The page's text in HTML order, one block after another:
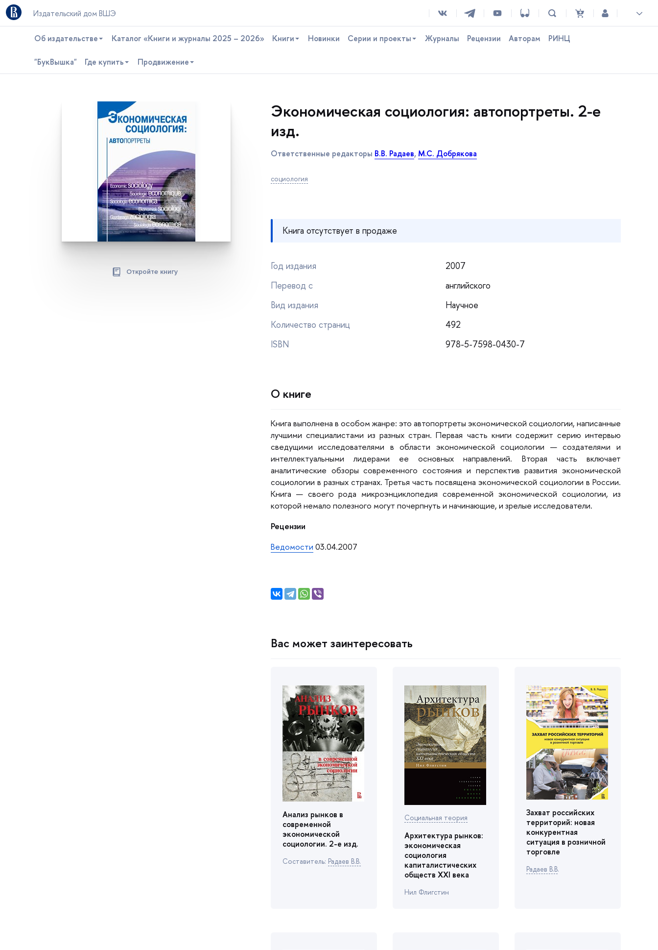
Издательский дом ВШЭ
Об издательстве Каталог «Книги и журналы 2025 – 2026» Книги Новинки Серии и проекты Журналы Рецензии Авторам РИНЦ
"БукВышка" Где купить Продвижение
Откройте книгу
Экономическая социология: автопортреты. 2-е
изд.
Ответственные редакторы .В. Радае,М.С. Добрякова
социология
Книга отсутствует в продаже
Год издания
2007
Перевод с
английского
ид издания
Научное
Количество страниц
492
ISBN
978-5-7598-0430-7
О книге
Книга выполнена в особом жанре: это автопортреты экономической социологии, написанные
лучшими специалистами из разных стран. Первая часть книги содержит серию интервью
сведущими исследователями в области экономической социологии — создателями и
интеллектуальными лидерами ее основных направлений. Вторая часть включает
аналитические обзоры современного состояния и перспектив развития экономической
социологии в разных странах. Третья часть посвящена экономической социологии в России.
Книга — своего рода микроэнциклопедия современной экономической социологии, из
которой немало полезного могут почерпнуть и начинающие, и зрелые исследователи.
Рецензии
едомости 03.04.2007
ас может заинтересовать
Анализ рынко
современной
экономической
социологии. 2-е изд.
Cоставитель: Радаев В.В.
Социальная теория
Архитектура рынков:
экономическая
социология
капиталистических
обществ XXI века
Нил Флигстин
Захват российских
территорий: новая
конкурентная
ситуация в розничной
торговле
Радаев В..